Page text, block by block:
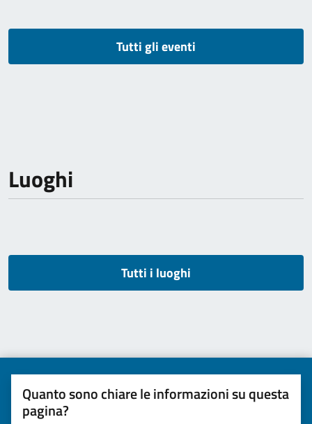
Tutti gli eventi
Luoghi
Tutti i luoghi
Quanto sono chiare le informazioni su questa
pagina?